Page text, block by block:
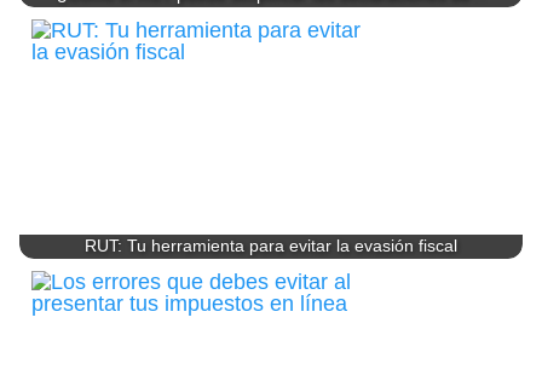
RUT: Tu herramienta para evitar la evasión fiscal